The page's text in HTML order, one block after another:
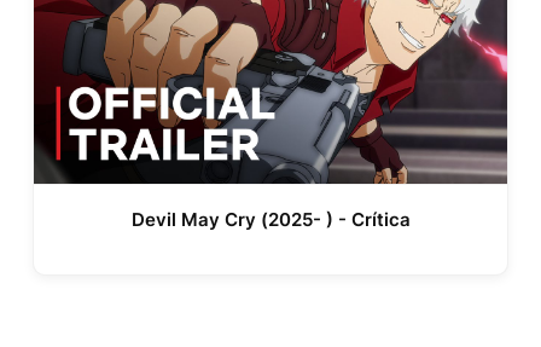
Devil May Cry (2025- ) - Crítica